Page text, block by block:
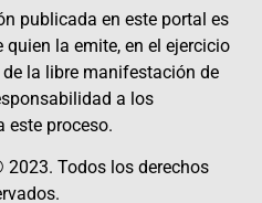
publicada en este portal es
la emite, en el ejercicio
la libre manifestación de
a los
este proceso.
Todos los derechos